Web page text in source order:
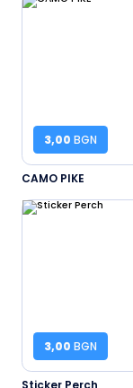
3,00 BGN
CAMO PIKE
3,00 BGN
Sticker Perch